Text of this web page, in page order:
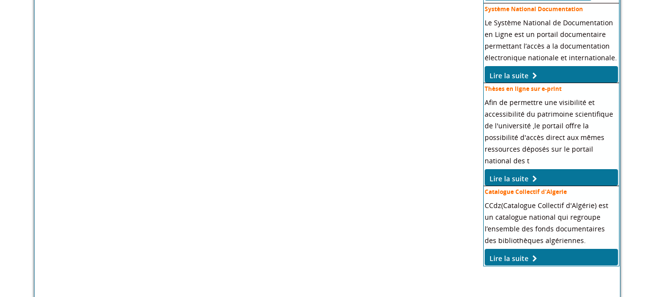
Système National Documentation
Le Système National de Documentation
en Ligne est un portail documentaire
permettant l’accès a la documentation
électronique nationale et internationale.
Lire la suite
Thèses en ligne sur e-print
Afin de permettre une visibilité et
accessibilité du patrimoine scientifique
de l'université ,le portail offre la
possibilité d'accès direct aux mêmes
ressources déposés sur le portail
national des t
Lire la suite
Catalogue Collectif d'Algerie
CCdz(Catalogue Collectif d'Algérie) est
un catalogue national qui regroupe
l’ensemble des fonds documentaires
des bibliothèques algériennes.
Lire la suite